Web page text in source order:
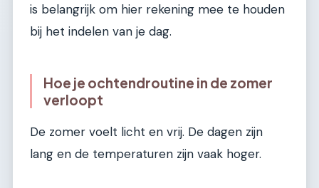
is belangrijk om hier rekening mee te houden
bij het indelen van je dag.
Hoe je ochtendroutine in de zomer
verloopt
De zomer voelt licht en vrij. De dagen zijn
lang en de temperaturen zijn vaak hoger.